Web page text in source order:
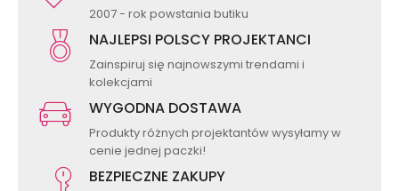
2007 - rok powstania butiku
NAJLEPSI POLSCY PROJEKTANCI
Zainspiruj się najnowszymi trendami i
kolekcjami
WYGODNA DOSTAWA
Produkty różnych projektantów wysyłamy w
cenie jednej paczki!
BEZPIECZNE ZAKUPY